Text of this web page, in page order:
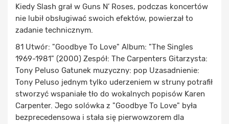
Kiedy Slash grał w Guns N’ Roses, podczas koncertów
nie lubił obsługiwać swoich efektów, powierzał to
zadanie technicznym.
81 Utwór: "Goodbye To Love" Album: "The Singles
1969-1981" (2000) Zespół: The Carpenters Gitarzysta:
Tony Peluso Gatunek muzyczny: pop Uzasadnienie:
Tony Peluso jednym tylko uderzeniem w struny potrafił
stworzyć wspaniałe tło do wokalnych popisów Karen
Carpenter. Jego solówka z "Goodbye To Love" była
bezprecedensowa i stała się pierwowzorem dla